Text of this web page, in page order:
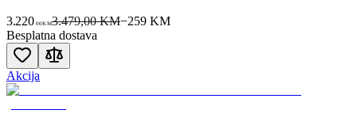
3.220 00KM3.479,00 KM−259KM
Besplatna dostava
Akcija